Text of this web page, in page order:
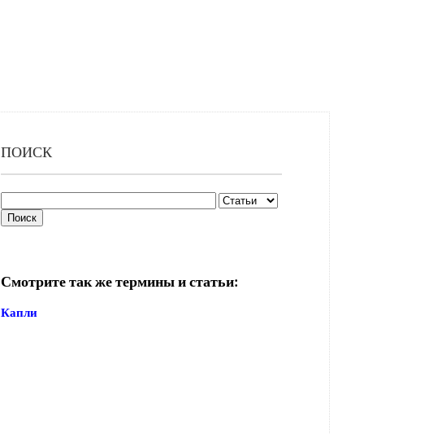
ПОИСК
Смотрите так же термины и статьи:
Капли